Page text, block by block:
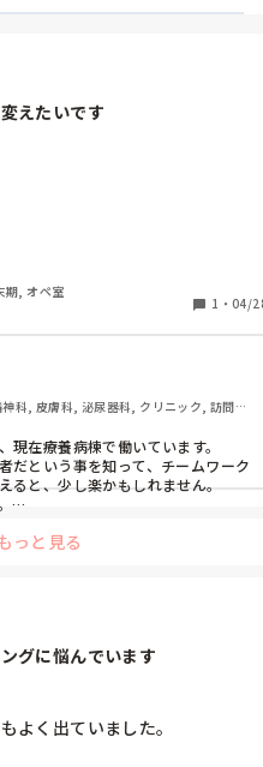
えたいです
スなく仕事を終わらせても、全
まく行ったのはたまたまだ、他
てるんだからもっとできるよう
てしまいます。
なり、休職期間満了で退職しま
らなくていい、8割できたらい
いいよ
がよくあります。
預かっているのに8割でいいわ
がないと感じてしまいます。
らくは療養に専念しますが、完
いです
期, オペ室
1 ・ 04/
科, 皮膚科, 泌尿器科, クリニック, 訪問看
在療養病棟で働いています。
だという事を知って、チームワーク
ると、少し楽かもしれません。
っと見る
グに悩んでいます
よく出ていました。
を一口でも食べて寝るという感